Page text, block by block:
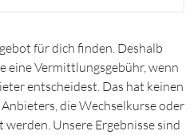
für dich finden. Deshalb
eine Vermittlungsgebühr, wenn
entscheidest. Das hat keinen
die Wechselkurse oder
Unsere Ergebnisse sind